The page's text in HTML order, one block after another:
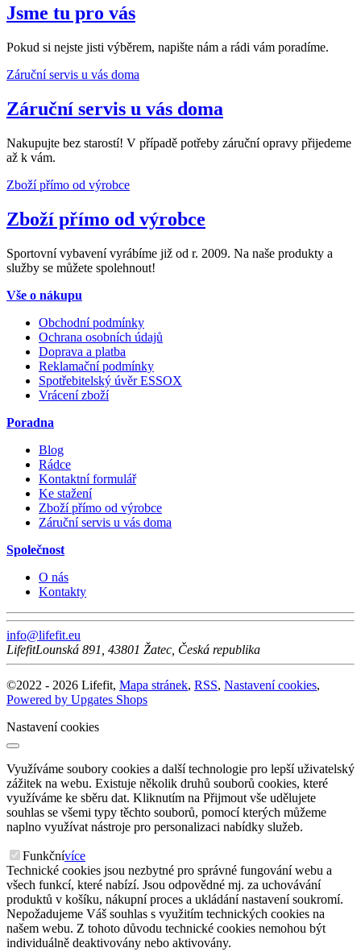
Jsme tu pro vás
Pokud si nejste jisti výběrem, napište nám a rádi vám poradíme.
Záruční servis u vás doma
Záruční servis u vás doma
Nakupujte bez starostí! V případě potřeby záruční opravy přijedeme
až k vám.
Zboží přímo od výrobce
Zboží přímo od výrobce
Sportovní vybavení vyrábíme již od r. 2009. Na naše produkty a
služby se můžete spolehnout!
Vše o nákupu
Obchodní podmínky
Ochrana osobních údajů
Doprava a platba
Reklamační podmínky
Spotřebitelský úvěr ESSOX
Vrácení zboží
Poradna
Blog
Rádce
Kontaktní formulář
Ke stažení
Zboží přímo od výrobce
Záruční servis u vás doma
Společnost
O nás
Kontakty
info@lifefit.eu
LifefitLounská 891 43801 Žatec Česká republika
©2022 - 2026 Lifefit, Mapa stránek, RSS, Nastavení cookies,
Powered by Upgates Shops
Nastavení cookies
Využíváme soubory cookies a další technologie pro lepší uživatelský
zážitek na webu. Existuje několik druhů souborů cookies, které
využíváme ke sběru dat. Kliknutím na Přijmout vše udělujete
souhlas se všemi typy těchto souborů, pomocí kterých můžeme
naplno využívat nástroje pro personalizaci nabídky služeb.
Funkčnívíce
Technické cookies jsou nezbytné pro správné fungování webu a
všech funkcí, které nabízí. Jsou odpovědné mj. za uchovávání
produktů v košíku, nákupní proces a ukládání nastavení soukromí.
Nepožadujeme Váš souhlas s využitím technických cookies na
našem webu. Z tohoto důvodu technické cookies nemohou být
individuálně deaktivovány nebo aktivovány.